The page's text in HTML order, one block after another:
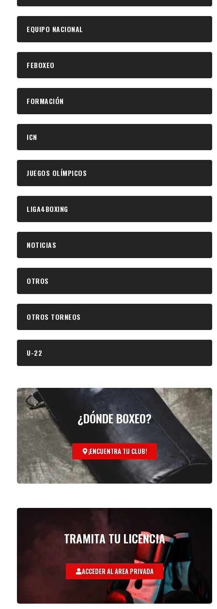
EQUIPO NACIONAL
FEBOXEO
FORMACIÓN
ICN
JUEGOS OLÍMPICOS
LIGA4BOXING
NOTICIAS
OTROS
OTROS TORNEOS
U-22
¿DÓNDE BOXEO?
¡ENCUENTRA TU CLUB!
TRAMITA TU LICENCIA
ACCEDER AL AREA PRIVADA